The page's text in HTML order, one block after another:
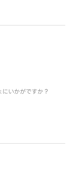
いかがですか？